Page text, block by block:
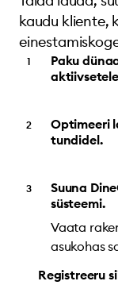
kaudu kliente,
Paku
Optimeeri
tundidel.
Suuna
süsteemi.
Vaata
asukohas
Registreeru